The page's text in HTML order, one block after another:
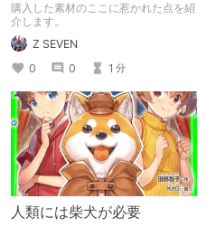
購入した素材のここに惹かれた点を紹
介します。
Z SEVEN
0
0 1 分
人類には柴犬が必要